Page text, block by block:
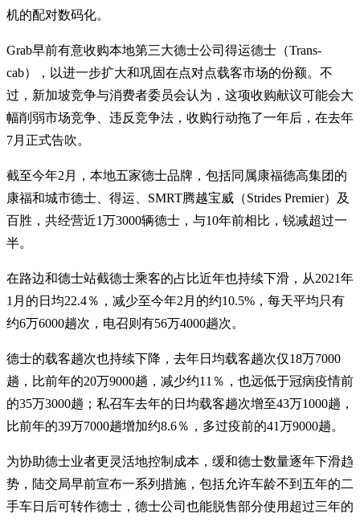
机的配对数码化。
Grab早前有意收购本地第三大德士公司得运德士（Trans-
cab），以进一步扩大和巩固在点对点载客市场的份额。不
过，新加坡竞争与消费者委员会认为，这项收购献议可能会大
幅削弱市场竞争、违反竞争法，收购行动拖了一年后，在去年
7月正式告吹。
截至今年2月，本地五家德士品牌，包括同属康福德高集团的
康福和城市德士、得运、SMRT腾越宝威（Strides Premier）及
百胜，共经营近1万3000辆德士，与10年前相比，锐减超过一
半。
在路边和德士站截德士乘客的占比近年也持续下滑，从2021年
1月的日均22.4％，减少至今年2月的约10.5%，每天平均只有
约6万6000趟次，电召则有56万4000趟次。
德士的载客趟次也持续下降，去年日均载客趟次仅18万7000
趟，比前年的20万9000趟，减少约11％，也远低于冠病疫情前
的35万3000趟；私召车去年的日均载客趟次增至43万1000趟，
比前年的39万7000趟增加约8.6％，多过疫前的41万9000趟。
为协助德士业者更灵活地控制成本，缓和德士数量逐年下滑趋
势，陆交局早前宣布一系列措施，包括允许车龄不到五年的二
手车日后可转作德士，德士公司也能脱售部分使用超过三年的